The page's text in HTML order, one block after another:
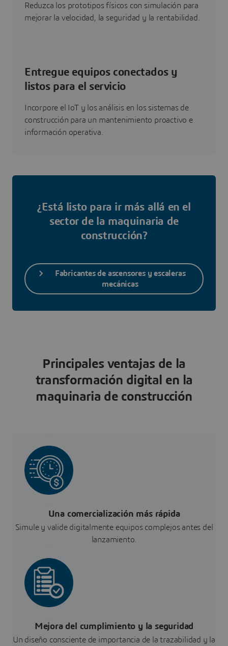
Reduzca los prototipos físicos con simulación para
mejorar la velocidad, la seguridad y la rentabilidad.
Entregue equipos conectados y
listos para el servicio
Incorpore el IoT y los análisis en los sistemas de
construcción para un mantenimiento proactivo e
información operativa.
¿Está listo para ir más allá en el
sector de la maquinaria de
construcción?
Fabricantes de ascensores y escaleras
mecánicas
Principales ventajas de la
transformación digital en la
maquinaria de construcción
Una comercialización más rápida
Simule y valide digitalmente equipos complejos antes del
lanzamiento.
Mejora del cumplimiento y la seguridad
Un diseño consciente de importancia de la trazabilidad y la